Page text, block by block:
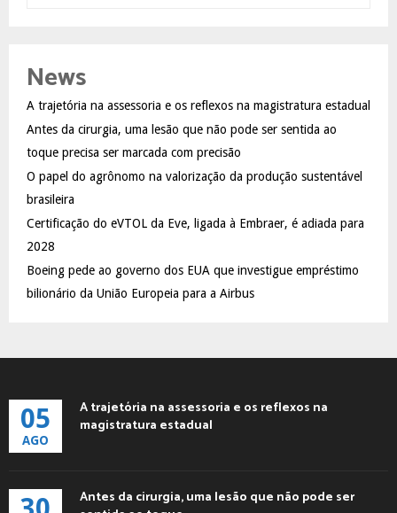
h
o
r
:
A
C
News
A trajetória na assessoria e os reflexos na magistratura estadual
Antes da cirurgia, uma lesão que não pode ser sentida ao
toque precisa ser marcada com precisão
O papel do agrônomo na valorização da produção sustentável
brasileira
Certificação do eVTOL da Eve, ligada à Embraer, é adiada para
2028
Boeing pede ao governo dos EUA que investigue empréstimo
bilionário da União Europeia para a Airbus
05
AGO
A trajetória na assessoria e os reflexos na
magistratura estadual
Antes da cirurgia, uma lesão que não pode ser